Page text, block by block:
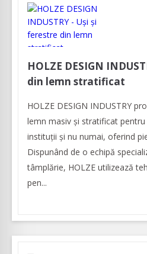
HOLZE DESIGN
din lemn stratificat
HOLZE DESIGN INDUSTRY
lemn masiv și stratificat pentru
instituții și nu numai, oferind
Dispunând de o echipă
tâmplărie, HOLZE utilizează
pen...